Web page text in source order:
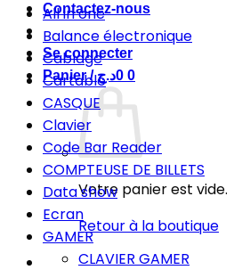
Contactez-nous
Se connecter
Panier /
0د.ج 0
Votre panier est vide.
Retour à la boutique
All in one
Balance électronique
Cablage
Cartable
CASQUE
Clavier
Code Bar Reader
COMPTEUSE DE BILLETS
Data show
Ecran
GAMER
CLAVIER GAMER